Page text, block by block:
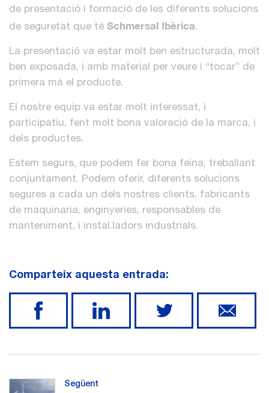
de presentació i formació de les diferents solucions
de seguretat que té Schmersal Ibèrica.
La presentació va estar molt ben estructurada, molt
ben exposada, i amb material per veure i “tocar” de
primera mà el producte.
El nostre equip va estar molt interessat, i
participatiu, fent molt bona valoració de la marca, i
dels productes.
Estem segurs, que podem fer bona feina, treballant
conjuntament. Podem oferir, diferents solucions
segures a cada un dels nostres clients, fabricants
de maquinaria, enginyeries, responsables de
manteniment, i instal.ladors industrials.
Comparteix aquesta entrada:
Següent